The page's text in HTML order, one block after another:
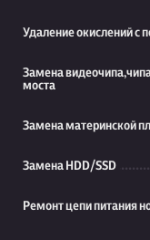
Удаление окислений с
Замена
моста
Замена материнской
Замена HDD/SSD
Ремонт цепи питания